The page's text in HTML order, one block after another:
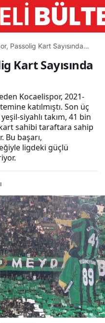
Passolig Kart Sayısında
Kart Sayısında
Kocaelispor, 2021-
katılmıştı. Son üç
siyahlı takım, 41 bin
sahibi taraftara sahip
Bu başarı,
ligdeki güçlü
PAYLAŞ